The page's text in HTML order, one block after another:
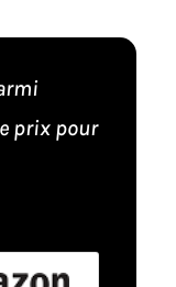
prix pour